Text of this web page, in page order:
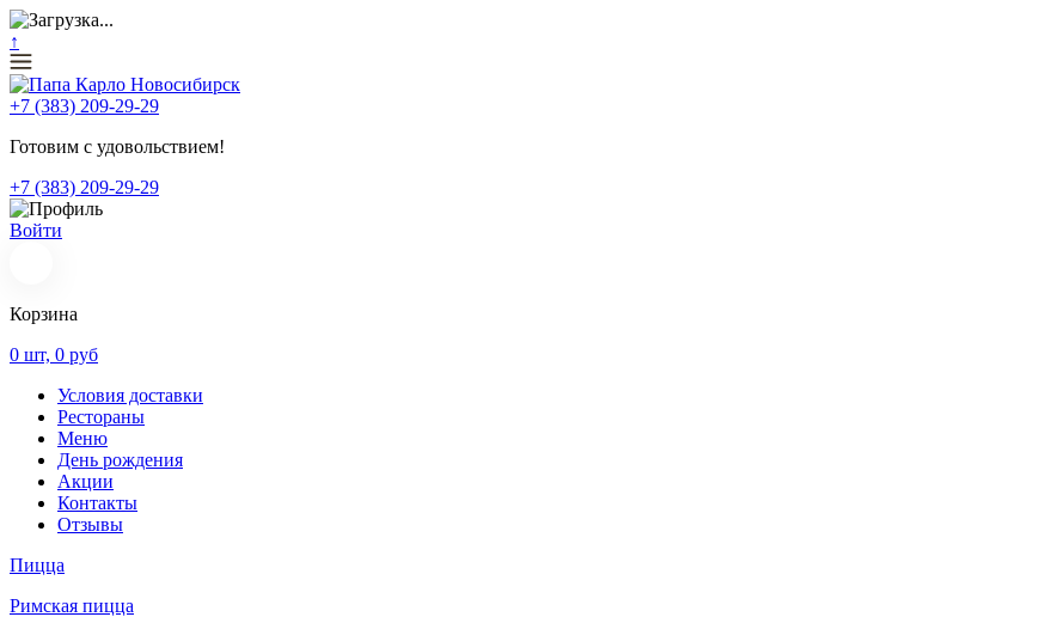
↑
+7 (383) 209-29-29
Готовим с удовольствием!
+7 (383) 209-29-29
Войти
Корзина
0 шт, 0 руб
Условия доставки
Рестораны
Меню
День рождения
Акции
Контакты
Отзывы
Пицца
Римская пицца